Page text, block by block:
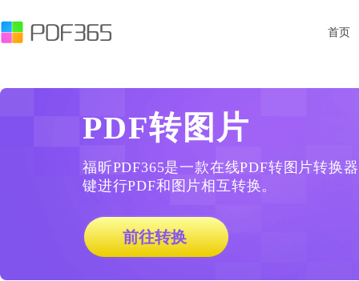
首页
PDF转图片
福昕PDF365是一款在线PDF转图片转换
键进行PDF和图片相互转换。
前往转换